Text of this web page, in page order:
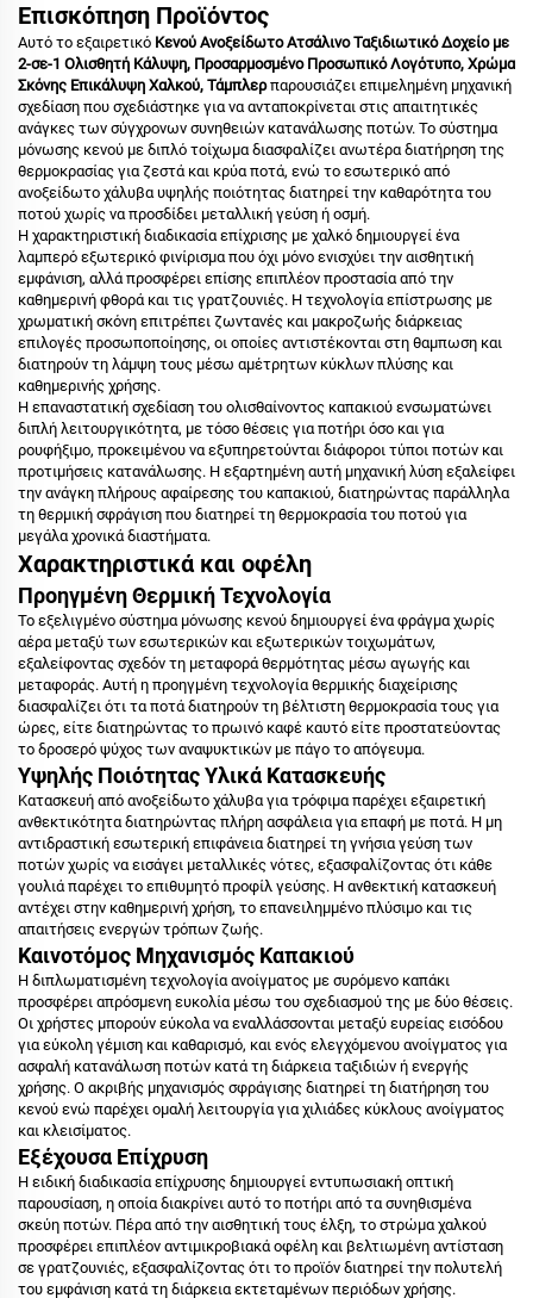
Επισκόπηση Προϊόντος
Αυτό το εξαιρετικό Κενού Ανοξείδωτο Ατσάλινο Ταξιδιωτικό Δοχείο με
2-σε-1 Ολισθητή Κάλυψη, Προσαρμοσμένο Προσωπικό Λογότυπο, Χρώμα
Σκόνης Επικάλυψη Χαλκού, Τάμπλερπαρουσιάζει επιμελημένη μηχανική
σχεδίαση που σχεδιάστηκε για να ανταποκρίνεται στις απαιτητικές
ανάγκες των σύγχρονων συνηθειών κατανάλωσης ποτών. Το σύστημα
μόνωσης κενού με διπλό τοίχωμα διασφαλίζει ανωτέρα διατήρηση της
θερμοκρασίας για ζεστά και κρύα ποτά, ενώ το εσωτερικό από
ανοξείδωτο χάλυβα υψηλής ποιότητας διατηρεί την καθαρότητα του
ποτού χωρίς να προσδίδει μεταλλική γεύση ή οσμή.
Η χαρακτηριστική διαδικασία επίχρισης με χαλκό δημιουργεί ένα
λαμπερό εξωτερικό φινίρισμα που όχι μόνο ενισχύει την αισθητική
εμφάνιση, αλλά προσφέρει επίσης επιπλέον προστασία από την
καθημερινή φθορά και τις γρατζουνιές. Η τεχνολογία επίστρωσης με
χρωματική σκόνη επιτρέπει ζωντανές και μακροζωής διάρκειας
επιλογές προσωποποίησης, οι οποίες αντιστέκονται στη θαμπωση και
διατηρούν τη λάμψη τους μέσω αμέτρητων κύκλων πλύσης και
καθημερινής χρήσης.
Η επαναστατική σχεδίαση του ολισθαίνοντος καπακιού ενσωματώνει
διπλή λειτουργικότητα, με τόσο θέσεις για ποτήρι όσο και για
ρουφήξιμο, προκειμένου να εξυπηρετούνται διάφοροι τύποι ποτών και
προτιμήσεις κατανάλωσης. Η εξαρτημένη αυτή μηχανική λύση εξαλείφει
την ανάγκη πλήρους αφαίρεσης του καπακιού, διατηρώντας παράλληλα
τη θερμική σφράγιση που διατηρεί τη θερμοκρασία του ποτού για
μεγάλα χρονικά διαστήματα.
Χαρακτηριστικά και οφέλη
Προηγμένη Θερμική Τεχνολογία
Το εξελιγμένο σύστημα μόνωσης κενού δημιουργεί ένα φράγμα χωρίς
αέρα μεταξύ των εσωτερικών και εξωτερικών τοιχωμάτων,
εξαλείφοντας σχεδόν τη μεταφορά θερμότητας μέσω αγωγής και
μεταφοράς. Αυτή η προηγμένη τεχνολογία θερμικής διαχείρισης
διασφαλίζει ότι τα ποτά διατηρούν τη βέλτιστη θερμοκρασία τους για
ώρες, είτε διατηρώντας το πρωινό καφέ καυτό είτε προστατεύοντας
το δροσερό ψύχος των αναψυκτικών με πάγο το απόγευμα.
Υψηλής Ποιότητας Υλικά Κατασκευής
Κατασκευή από ανοξείδωτο χάλυβα για τρόφιμα παρέχει εξαιρετική
ανθεκτικότητα διατηρώντας πλήρη ασφάλεια για επαφή με ποτά. Η μη
αντιδραστική εσωτερική επιφάνεια διατηρεί τη γνήσια γεύση των
ποτών χωρίς να εισάγει μεταλλικές νότες, εξασφαλίζοντας ότι κάθε
γουλιά παρέχει το επιθυμητό προφίλ γεύσης. Η ανθεκτική κατασκευή
αντέχει στην καθημερινή χρήση, το επανειλημμένο πλύσιμο και τις
απαιτήσεις ενεργών τρόπων ζωής.
Καινοτόμος Μηχανισμός Καπακιού
Η διπλωματισμένη τεχνολογία ανοίγματος με συρόμενο καπάκι
προσφέρει απρόσμενη ευκολία μέσω του σχεδιασμού της με δύο θέσεις.
Οι χρήστες μπορούν εύκολα να εναλλάσσονται μεταξύ ευρείας εισόδου
για εύκολη γέμιση και καθαρισμό, και ενός ελεγχόμενου ανοίγματος για
ασφαλή κατανάλωση ποτών κατά τη διάρκεια ταξιδιών ή ενεργής
χρήσης. Ο ακριβής μηχανισμός σφράγισης διατηρεί τη διατήρηση του
κενού ενώ παρέχει ομαλή λειτουργία για χιλιάδες κύκλους ανοίγματος
και κλεισίματος.
Εξέχουσα Επίχρυση
Η ειδική διαδικασία επίχρυσης δημιουργεί εντυπωσιακή οπτική
παρουσίαση, η οποία διακρίνει αυτό το ποτήρι από τα συνηθισμένα
σκεύη ποτών. Πέρα από την αισθητική τους έλξη, το στρώμα χαλκού
προσφέρει επιπλέον αντιμικροβιακά οφέλη και βελτιωμένη αντίσταση
σε γρατζουνιές, εξασφαλίζοντας ότι το προϊόν διατηρεί την πολυτελή
του εμφάνιση κατά τη διάρκεια εκτεταμένων περιόδων χρήσης.